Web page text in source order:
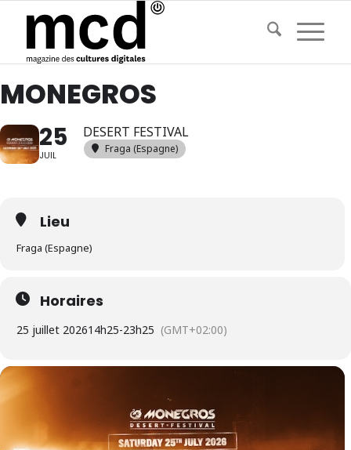
MONEGROS
25
JUIL
DESERT FESTIVAL
Fraga (Espagne)
Lieu
Fraga (Espagne)
Horaires
25 juillet 202614h25-23h25 (GMT+02:00)